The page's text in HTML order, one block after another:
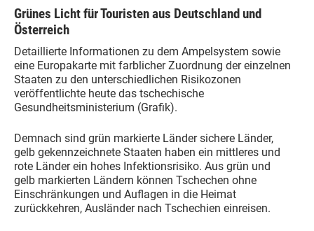
Grünes Licht für Touristen aus Deutschland und
Österreich
Detaillierte Informationen zu dem Ampelsystem sowie
eine Europakarte mit farblicher Zuordnung der einzelnen
Staaten zu den unterschiedlichen Risikozonen
veröffentlichte heute das tschechische
Gesundheitsministerium (Grafik).
Demnach sind grün markierte Länder sichere Länder,
gelb gekennzeichnete Staaten haben ein mittleres und
rote Länder ein hohes Infektionsrisiko. Aus grün und
gelb markierten Ländern können Tschechen ohne
Einschränkungen und Auflagen in die Heimat
zurückkehren, Ausländer nach Tschechien einreisen.